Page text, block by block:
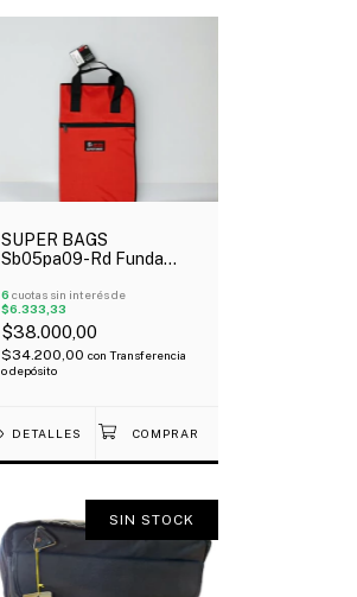
SUPER BAGS
Sb05pa09-Rd Funda
Profesional Acolchada
5Mm
6 cuotas sin interés de
$6.333,33
$38.000,00
$34.200,00 con Transferencia
o depósito
DETALLES
SIN STOCK